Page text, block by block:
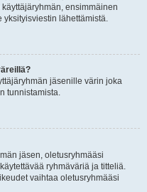
ensimmäinen
lähettämistä.
jäsenille värin joka
tunnistamista.
jäsen, oletusryhmääsi
ryhmäväriä ja titteliä.
vaihtaa oletusryhmääsi